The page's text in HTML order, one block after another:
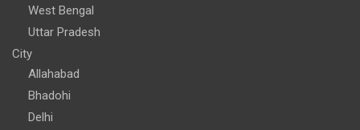
West Bengal
Uttar Pradesh
City
Allahabad
Bhadohi
Delhi